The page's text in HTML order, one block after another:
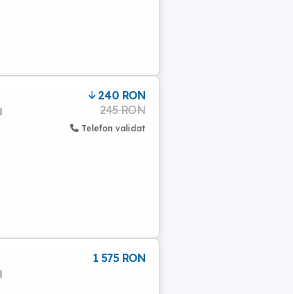
240 RON
245 RON
Telefon validat
1 575 RON